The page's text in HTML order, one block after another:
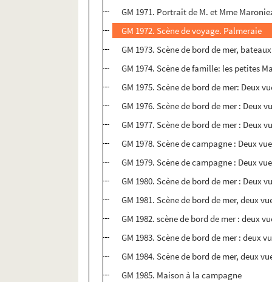
GM 1971. Portrait de M. et Mme
GM 1972. Scène de voyage. Palmeraie
GM 1973. Scène de bord de mer,
GM 1974. Scène de famille: les petites
GM 1975. Scène de bord de mer: Deux
GM 1976. Scène de bord de mer :
GM 1977. Scène de bord de mer :
GM 1978. Scène de campagne : Deux
GM 1979. Scène de campagne : Deux
GM 1980. Scène de bord de mer : Deux
GM 1981. Scène de bord de mer, deux
GM 1982. scène de bord de mer : deux
GM 1983. Scène de bord de mer : deux
GM 1984. Scène de bord de mer, deux
GM 1985. Maison à la campagne